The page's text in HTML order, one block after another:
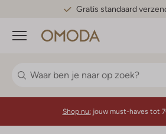
Gratis standaard
Menu
Shop nu: jouw must-haves tot